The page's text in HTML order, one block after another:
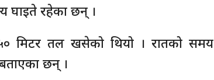
घाइते रहेका छन् ।
मिटर तल खसेको थियो । रातको समय
छन् ।